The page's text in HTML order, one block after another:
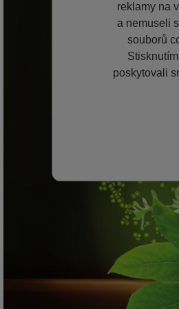
reklamy na
a nemuseli
souborů
poskytovali